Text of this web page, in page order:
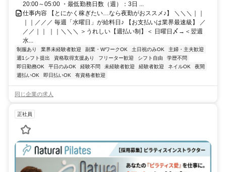
20:00～05:00 ・最低勤務日数（週）：3日 ...
仕事内容 【とにかく稼ぎたい…なら夜勤がおススメ♪】 ＼＼＼｜｜
｜｜／／／ 毎週「水曜日」が給料日♪ 【お支払いは業界最速級】 ／
／／｜｜ ｜｜＼＼＼ ＞うれしい【週払い制】＜ 日曜日〆→＜翌週
水...
制服あり 業界未経験者歓迎 副業・WワークOK 土日祝のみOK
主婦・主夫歓迎
週1シフト提出
資格取得支援あり フリーター歓迎 シフト自由
学歴不問
即日勤務OK
平日のみOK 経験不問 未経験者歓迎 経験者歓迎 ネイルOK
夜間
週払いOK
即日払いOK 有資格者歓迎
同じ企業の求人
正社員